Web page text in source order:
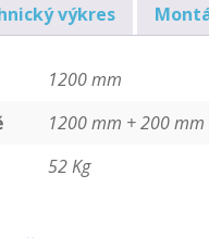
výkres
1200 mm
1200 mm + 200 mm
52 Kg